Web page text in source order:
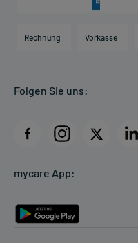
Direktabrechnung PKV
AGB
Datenschutz
Rückgabe/Widerruf
Rechnung Vorkasse
Folgen Sie uns:
mycare App: